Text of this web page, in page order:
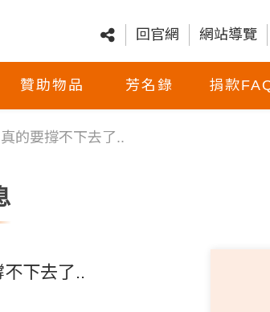
回官網 網站導覽
贊助物品 芳名錄 捐款
的要撐不下去了..
下去了..